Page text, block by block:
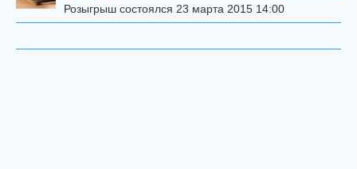
Розыгрыш состоялся 23 марта 2015 14:00